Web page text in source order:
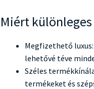
Miért
Megfizethető
lehetővé téve
Széles
termékeket és